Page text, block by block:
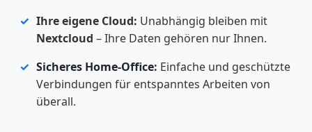
Ihre eigene Cloud: Unabhängig bleiben mit
Nextcloud – Ihre Daten gehören nur Ihnen.
Sicheres Home-Office: Einfache und geschützte
Verbindungen für entspanntes Arbeiten von
überall.